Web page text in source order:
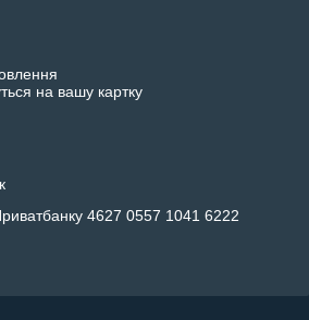
на вашу картку
4627 0557 1041 6222